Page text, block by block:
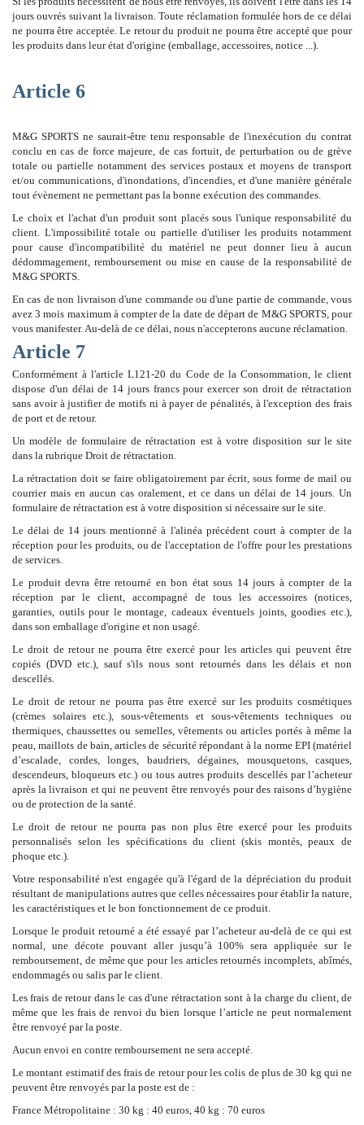
jours ouvrés suivant la livraison. Toute réclamation formulée hors de ce délai
ne pourra être acceptée. Le retour du produit ne pourra être accepté que pour
les produits dans leur état d'origine (emballage, accessoires, notice ...).
Article 6
M&G SPORTS ne saurait-être tenu responsable de l'inexécution du contrat
conclu en cas de force majeure, de cas fortuit, de perturbation ou de grève
totale ou partielle notamment des services postaux et moyens de transport
et/ou communications, d'inondations, d'incendies, et d'une manière générale
tout évènement ne permettant pas la bonne exécution des commandes.
Le choix et l'achat d'un produit sont placés sous l'unique responsabilité du
client. L'impossibilité totale ou partielle d'utiliser les produits notamment
pour cause d'incompatibilité du matériel ne peut donner lieu à aucun
dédommagement, remboursement ou mise en cause de la responsabilité de
M&G SPORTS.
En cas de non livraison d'une commande ou d'une partie de commande, vous
avez 3 mois maximum à compter de la date de départ de M&G SPORTS, pour
vous manifester. Au-delà de ce délai, nous n'accepterons aucune réclamation.
Article 7
Conformément à l'article L121-20 du Code de la Consommation, le client
dispose d'un délai de 14 jours francs pour exercer son droit de rétractation
sans avoir à justifier de motifs ni à payer de pénalités, à l'exception des frais
de port et de retour.
Un modèle de formulaire de rétractation est à votre disposition sur le site
dans la rubrique Droit de rétractation.
La rétractation doit se faire obligatoirement par écrit, sous forme de mail ou
courrier mais en aucun cas oralement, et ce dans un délai de 14 jours. Un
formulaire de rétractation est à votre disposition si nécessaire sur le site.
Le délai de 14 jours mentionné à l'alinéa précédent court à compter de la
réception pour les produits, ou de l'acceptation de l'offre pour les prestations
de services.
Le produit devra être retourné en bon état sous 14 jours à compter de la
réception par le client, accompagné de tous les accessoires (notices,
garanties, outils pour le montage, cadeaux éventuels joints, goodies etc.),
dans son emballage d'origine et non usagé.
Le droit de retour ne pourra être exercé pour les articles qui peuvent être
copiés (DVD etc.), sauf s'ils nous sont retournés dans les délais et non
descellés.
Le droit de retour ne pourra pas être exercé sur les produits cosmétiques
(crèmes solaires etc.), sous-vêtements et sous-vêtements techniques ou
thermiques, chaussettes ou semelles, vêtements ou articles portés à même la
peau, maillots de bain, articles de sécurité répondant à la norme EPI (matériel
d’escalade, cordes, longes, baudriers, dégaines, mousquetons, casques,
descendeurs, bloqueurs etc.) ou tous autres produits descellés par l’acheteur
après la livraison et qui ne peuvent être renvoyés pour des raisons d’hygiène
ou de protection de la santé.
Le droit de retour ne pourra pas non plus être exercé pour les produits
personnalisés selon les spécifications du client (skis montés, peaux de
phoque etc.).
Votre responsabilité n'est engagée qu'à l'égard de la dépréciation du produit
résultant de manipulations autres que celles nécessaires pour établir la nature,
les caractéristiques et le bon fonctionnement de ce produit.
Lorsque le produit retourné a été essayé par l’acheteur au-delà de ce qui est
normal, une décote pouvant aller jusqu’à 100% sera appliquée sur le
remboursement, de même que pour les articles retournés incomplets, abîmés,
endommagés ou salis par le client.
Les frais de retour dans le cas d'une rétractation sont à la charge du client, de
même que les frais de renvoi du bien lorsque l’article ne peut normalement
être renvoyé par la poste.
Aucun envoi en contre remboursement ne sera accepté.
Le montant estimatif des frais de retour pour les colis de plus de 30 kg qui ne
peuvent être renvoyés par la poste est de :
France Métropolitaine : 30 kg : 40 euros, 40 kg : 70 euros